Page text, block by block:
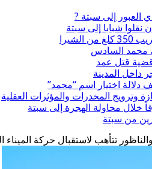
العبور إلى سبتة ?
شبابا إلى سبتة
محمد السادس
قتل عمد
دلالة اختيار اسم “محمد”
المخدرات والمؤثرات العقلية
خلال محاولة الهجرة إلى سبتة
من سبتة
تتأهب لاستقبال حركة الميناء